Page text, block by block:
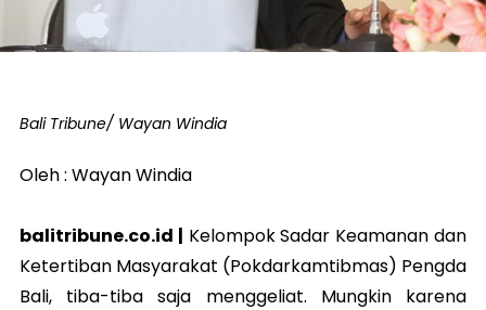
Bali Tribune/ Wayan Windia
Oleh : Wayan Windia
balitribune.co.id | Kelompok Sadar Keamanan dan
Ketertiban Masyarakat (Pokdarkamtibmas) Pengda
Bali, tiba-tiba saja menggeliat. Mungkin karena